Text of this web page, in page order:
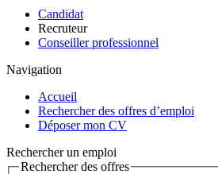
Candidat
Recruteur
Conseiller professionnel
Navigation
Accueil
Rechercher des offres d’emploi
Déposer mon CV
Rechercher un emploi
Rechercher des offres